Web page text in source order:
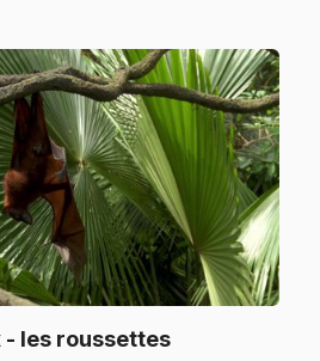
- les roussettes.